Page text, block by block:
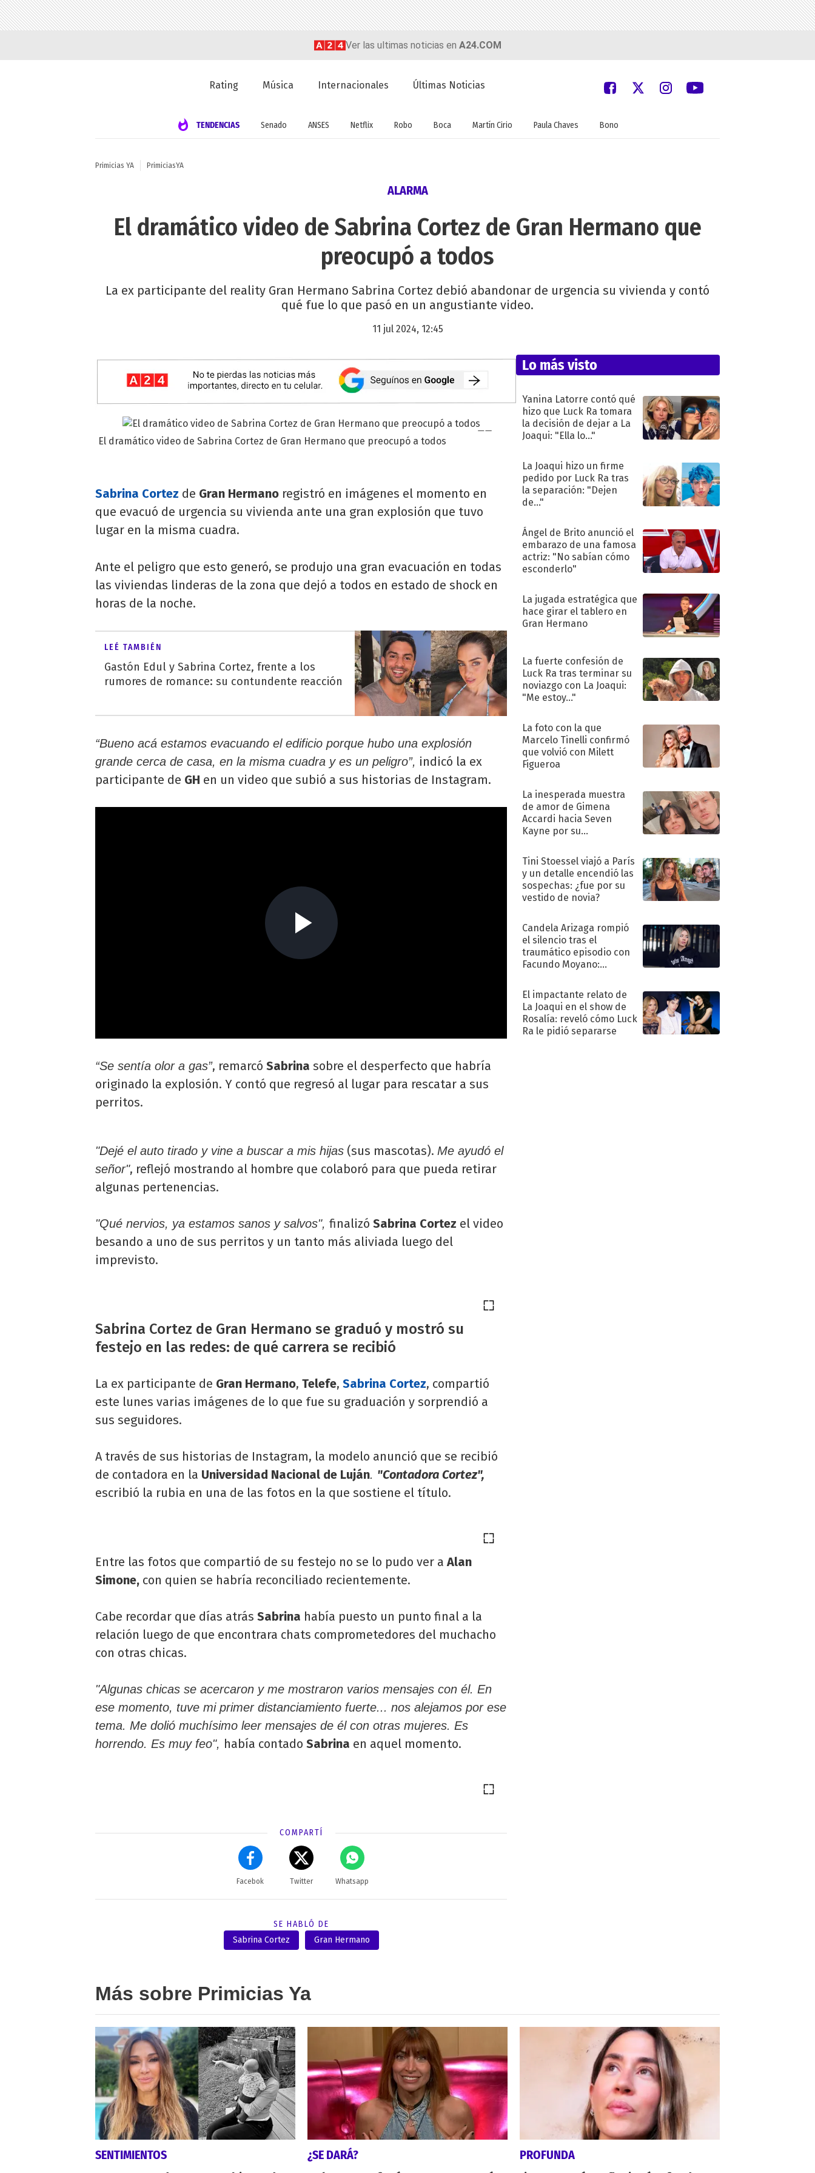
Ver las ultimas noticias en A24.COM
Rating Música Internacionales Últimas Noticias
TENDENCIAS Senado ANSES Netflix Robo Boca Martín Cirio Paula Chaves Bono
Primicias YA PrimiciasYA
ALARMA
El dramático video de Sabrina Cortez de Gran Hermano que
preocupó a todos
La ex participante del reality Gran Hermano Sabrina Cortez debió abandonar de urgencia su vivienda y contó
qué fue lo que pasó en un angustiante video.
11 jul 2024, 12:45
El dramático video de Sabrina Cortez de Gran Hermano que preocupó a todos
Sabrina Cortez de Gran Hermano registró en imágenes el momento en
que evacuó de urgencia su vivienda ante una gran explosión que tuvo
lugar en la misma cuadra.
Ante el peligro que esto generó, se produjo una gran evacuación en todas
las viviendas linderas de la zona que dejó a todos en estado de shock en
horas de la noche.
LEÉ TAMBIÉN
Gastón Edul y Sabrina Cortez, frente a los
rumores de romance: su contundente reacción
“Bueno acá estamos evacuando el edificio porque hubo una explosión
grande cerca de casa, en la misma cuadra y es un peligro”, indicó la ex
participante de GH en un video que subió a sus historias de Instagram.
“Se sentía olor a gas”, remarcó Sabrina sobre el desperfecto que habría
originado la explosión. Y contó que regresó al lugar para rescatar a sus
perritos.
"Dejé el auto tirado y vine a buscar a mis hijas (sus mascotas). Me ayudó el
señor", reflejó mostrando al hombre que colaboró para que pueda retirar
algunas pertenencias.
"Qué nervios, ya estamos sanos y salvos", finalizó Sabrina Cortez el video
besando a uno de sus perritos y un tanto más aliviada luego del
imprevisto.
Sabrina Cortez de Gran Hermano se graduó y mostró su
festejo en las redes: de qué carrera se recibió
La ex participante de Gran Hermano, Telefe, Sabrina Cortez, compartió
este lunes varias imágenes de lo que fue su graduación y sorprendió a
sus seguidores.
A través de sus historias de Instagram, la modelo anunció que se recibió
de contadora en la Universidad Nacional de Luján. "Contadora Cortez",
escribió la rubia en una de las fotos en la que sostiene el título.
Entre las fotos que compartió de su festejo no se lo pudo ver aAlan
Simone, con quien se habría reconciliado recientemente.
Cabe recordar que días atrás Sabrina había puesto un punto final a la
relación luego de que encontrara chats comprometedores del muchacho
con otras chicas.
"Algunas chicas se acercaron y me mostraron varios mensajes con él. En
ese momento, tuve mi primer distanciamiento fuerte... nos alejamos por ese
tema. Me dolió muchísimo leer mensajes de él con otras mujeres. Es
horrendo. Es muy feo", había contado Sabrina en aquel momento.
COMPARTÍ
Facebok Twitter Whatsapp
SE HABLÓ DE
Sabrina Cortez
Gran Hermano
Lo más visto
Yanina Latorre contó qué
hizo que Luck Ra tomara
la decisión de dejar a La
Joaqui: "Ella lo..."
La Joaqui hizo un firme
pedido por Luck Ra tras
la separación: "Dejen
de..."
Ángel de Brito anunció el
embarazo de una famosa
actriz: "No sabían cómo
esconderlo"
La jugada estratégica que
hace girar el tablero en
Gran Hermano
La fuerte confesión de
Luck Ra tras terminar su
noviazgo con La Joaqui:
"Me estoy..."
La foto con la que
Marcelo Tinelli confirmó
que volvió con Milett
Figueroa
La inesperada muestra
de amor de Gimena
Accardi hacia Seven
Kayne por su
Tini Stoessel viajó a París
y un detalle encendió las
sospechas: ¿fue por su
vestido de novia?
Candela Arizaga rompió
el silencio tras el
traumático episodio con
Facundo Moyano:
El impactante relato de
La Joaqui en el show de
Rosalía: reveló cómo Luck
Ra le pidió separarse
Más sobre Primicias Ya
SENTIMIENTOS
¿SE DARÁ?
PROFUNDA